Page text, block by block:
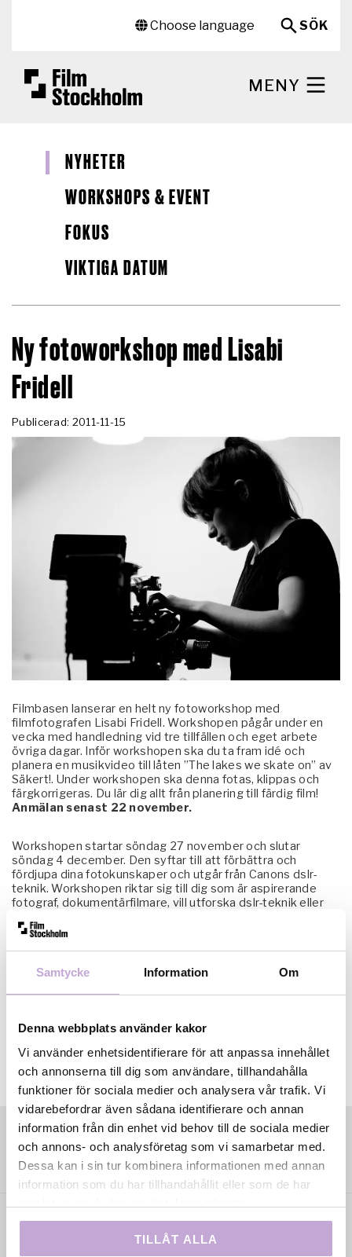
Samtycke Information Om
Denna webbplats använder kakor
Vi använder enhetsidentifierare för att anpassa innehållet
och annonserna till dig som användare, tillhandahålla
funktioner för sociala medier och analysera vår trafik. Vi
vidarebefordrar även sådana identifierare och annan
information från din enhet vid behov till de sociala medier
och annons- och analysföretag som vi samarbetar med.
Dessa kan i sin tur kombinera informationen med annan
information som du har tillhandahållit eller som de har
TILLÅT ALLA
Choose language
SÖK
MENY
NYHETER
WORKSHOPS & EVENT
FOKUS
VIKTIGA DATUM
Ny fotoworkshop med Lisabi
Fridell
Publicerad: 2011-11-15
Filmbasen lanserar en helt ny fotoworkshop med
filmfotografen Lisabi Fridell. Workshopen pågår under en
vecka med handledning vid tre tillfällen och eget arbete
övriga dagar. Inför workshopen ska du ta fram idé och
planera en musikvideo till låten ”The lakes we skate on” av
Säkert!. Under workshopen ska denna fotas, klippas och
färgkorrigeras. Du lär dig allt från planering till färdig film!
Anmälan senast 22 november.
Workshopen startar söndag 27 november och slutar
söndag 4 december. Den syftar till att förbättra och
fördjupa dina fotokunskaper och utgår från Canons dslr-
teknik. Workshopen riktar sig till dig som är aspirerande
fotograf, dokumentärfilmare, vill utforska dslr-teknik eller
Läs mer och anmäl dig!